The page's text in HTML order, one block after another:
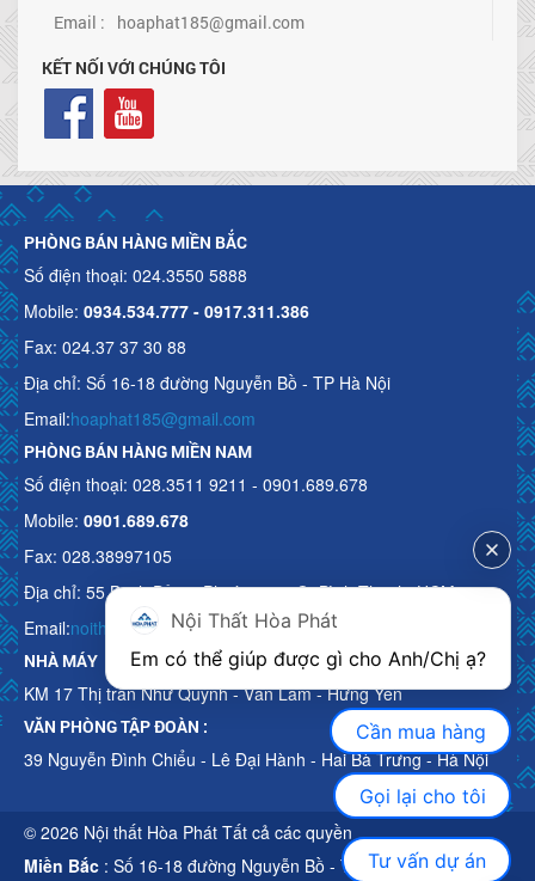
Email : hoaphat185@gmail.com
KẾT NỐI VỚI CHÚNG TÔI
PHÒNG BÁN HÀNG MIỀN BẮC
Số điện thoại: 024.3550 5888
Mobile: 0934.534.777 - 0917.311.386
Fax: 024.37 37 30 88
Địa chỉ: Số 16-18 đường Nguyễn Bồ - TP Hà Nội
Email:hoaphat185@gmail.com
PHÒNG BÁN HÀNG MIỀN NAM
Số điện thoại: 028.3511 9211 - 0901.689.678
Mobile: 0901.689.678
Fax: 028.38997105
Địa chỉ: 55 Bạch Đằng, Phường 15, Q. Bình Thạnh, HCM
Email:noithathoaphattot@gmail.com
NHÀ MÁY
KM 17 Thị trấn Như Quỳnh - Văn Lâm - Hưng Yên
VĂN PHÒNG TẬP ĐOÀN :
39 Nguyễn Đình Chiểu - Lê Đại Hành - Hai Bà Trưng - Hà Nội
© 2026 Nội thất Hòa Phát Tất cả các quyền
Miền Bắc : Số 16-18 đường Nguyễn Bồ - TP Hà Nội
Nội Thất Hòa Phát
Cần mua hàng
Gọi lại cho tôi
Tư vấn dự án